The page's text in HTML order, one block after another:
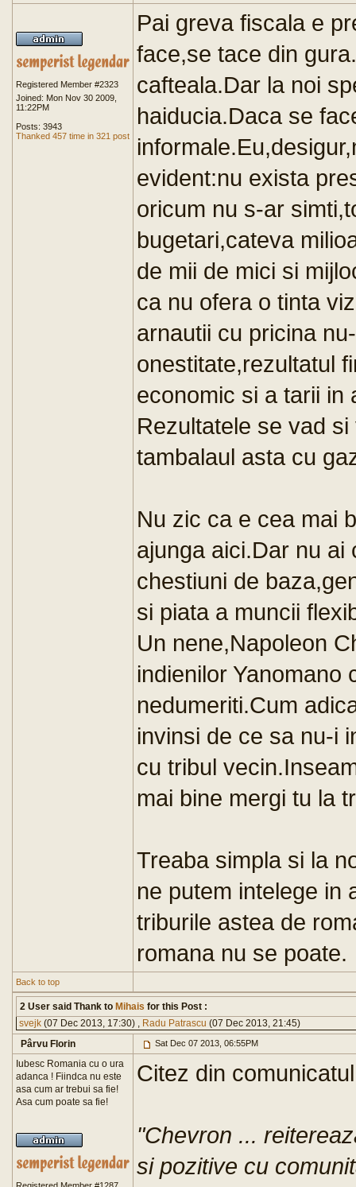
Registered Member #2323
Joined: Mon Nov 30 2009,
11:22PM
Posts: 3943
Thanked 457 time in 321 post
Pai greva fiscala e
face,se tace din
cafteala.Dar la noi
haiducia.Daca se
evident:nu exista
oricum nu s-ar
bugetari,cateva
de mii de mici si
ca nu ofera o tinta
arnautii cu pricina
onestitate,rezultatul
economic si a tarii in
Rezultatele se vad
tambalaul asta cu
Nu zic ca e cea mai
ajunga aici.Dar nu ai
chestiuni de
si piata a muncii
Un nene,Napoleon
indienilor Yanomano
nedumeriti.Cum
invinsi de ce sa nu-i
cu tribul
mai bine mergi tu la
Treaba simpla si la
ne putem intelege in
triburile astea de
romana nu se poate.
Back to top
2 User said Thank to Mihais for this Post :
svejk (07 Dec 2013, 17:30) , Radu Patrascu (07 Dec 2013, 21:45)
Pârvu Florin
Sat Dec 07 2013, 06:55PM
Iubesc Romania cu o ura
adanca ! Fiindca nu este
asa cum ar trebui sa fie!
Asa cum poate sa fie!
Citez din
"Chevron ...
si pozitive cu